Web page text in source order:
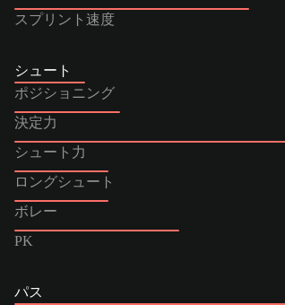
スプリント速度
シュート
ポジショニング
決定力
シュート力
ロングシュート
ボレー
PK
パス